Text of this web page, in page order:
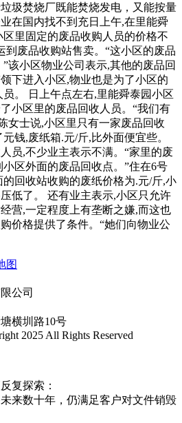
圾焚烧厂既能焚烧发电，又能按量
在国内找不到充日上午,在里能舜
里固定的废品收购人员的价格不
到废品收购站售卖。“这小区的废品
该小区物业公司表示,其他的废品回
下进入小区,物业也是为了小区的
。 日上午点左右,里能舜泰园小区
小区里的废品回收人员。“我们有
女士说,小区里只有一家废品回收
钱,废纸箱.元/斤,比外面便宜些。
员,不少业主表示不满。“家里的废
区外面的废品回收点。”住在6号
回收站收购的废纸价格为.元/斤,小
低了。 还有业主表示,小区只允许
营,一定程度上有垄断之嫌,而这也
价格提供了条件。“她们向物业公
图
公司
横圳路10号
2025 All Rights Reserved
复探索：
来数十年，仍满足客户对文件销毁